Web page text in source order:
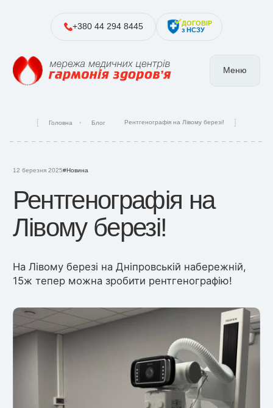
+380 44 294 8445
ДОГОВІР
з НСЗУ
Меню
Головна Блог Рентгенографія на Лівому березі!
12 березня 2025#Новина
Рентгенографія на
Лівому березі!
На Лівому березі на Дніпровській набережній,
15ж тепер можна зробити рентгенографію!